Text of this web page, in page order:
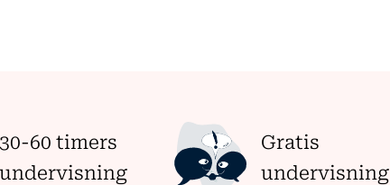
30-60 timers
undervisning
Gratis
undervisning